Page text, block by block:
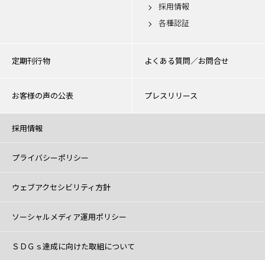
採用情報
各種認証
定期刊行物 よくある質問／お問合せ
お客様の声の公表 プレスリリース
採用情報
プライバシーポリシー
ウェブアクセシビリティ方針
ソーシャルメディア運用ポリシー
ＳＤＧｓ達成に向けた取組について